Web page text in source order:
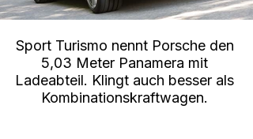
Sport Turismo nennt Porsche den
5,03 Meter Panamera mit
Ladeabteil. Klingt auch besser als
Kombinationskraftwagen.